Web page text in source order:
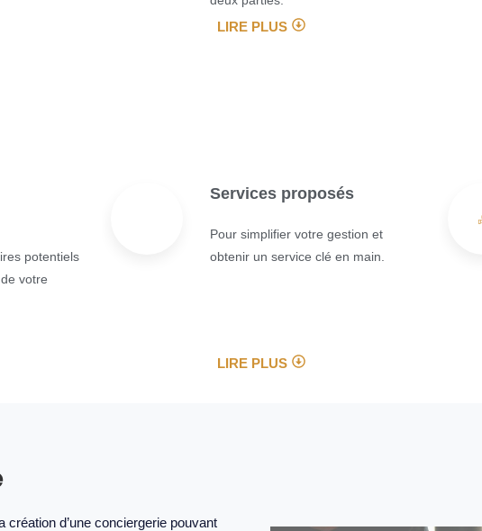
LIRE PLUS
potentiels
votre
Services proposés
Pour simplifier votre gestion et
obtenir un service clé en main.
LIRE PLUS
création d’une conciergerie pouvant